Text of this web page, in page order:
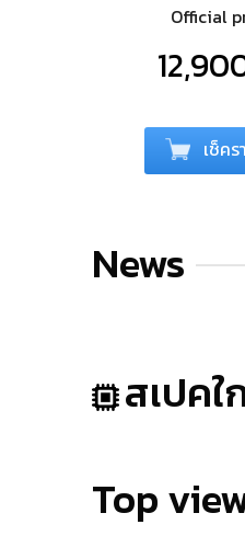
Official
เช็ค
News
สเปคใ
Top